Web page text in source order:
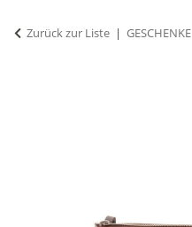
Zurück zur Liste GESCHENKE